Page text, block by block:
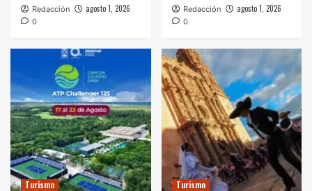
Redacción agosto 1, 2026
0
Redacción agosto 1, 2026
0
Turismo Turismo